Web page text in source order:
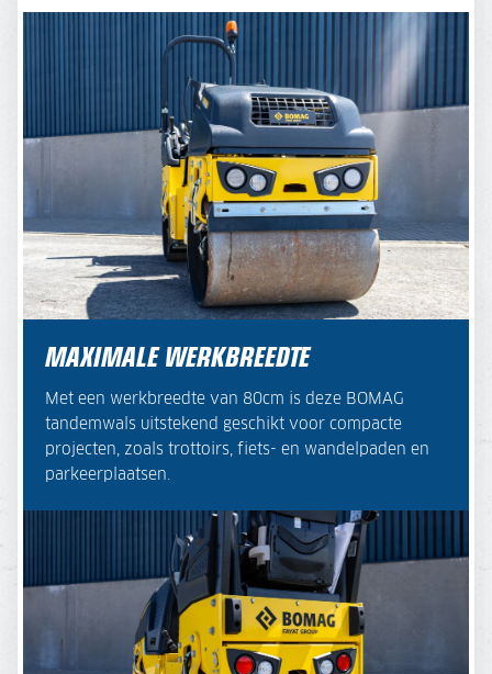
MAXIMALE WERKBREEDTE
Met een werkbreedte van 80cm is deze BOMAG
tandemwals uitstekend geschikt voor compacte
projecten, zoals trottoirs, fiets- en wandelpaden en
parkeerplaatsen.